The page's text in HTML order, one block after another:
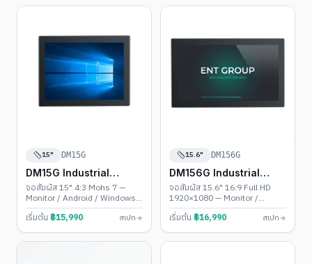
15" DM15G
DM15G Industrial
Touch PC
จอสัมผัส 15" 4:3 Mohs 7 —
Monitor / Android / Windows •
ขนาดมาตรฐานโรงงาน
เริ่มต้น ฿15,990 สเปก
15.6" DM156G
DM156G Industrial
Touch PC
จอสัมผัส 15.6" 16:9 Full HD
1920×1080 — Monitor /
Android / Windows •
Widescreen ยอดนิยม
เริ่มต้น ฿16,990 สเปก